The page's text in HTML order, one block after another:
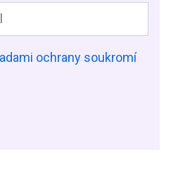
ochrany soukromí